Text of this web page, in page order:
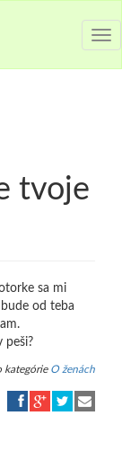
tvoje
sa mi
bude od teba
peši?
kategórie O ženách